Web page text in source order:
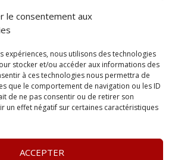
le consentement aux
expériences, nous utilisons des technologies
stocker et/ou accéder aux informations des
à ces technologies nous permettra de
que le comportement de navigation ou les ID
de ne pas consentir ou de retirer son
un effet négatif sur certaines caractéristiques
ACCEPTER